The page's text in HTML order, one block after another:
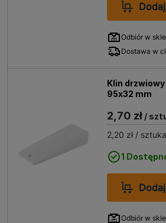
Dodaj
Odbiór w
Dostawa w
Klin drzwiowy
95x32 mm
2,70 zł /
2,20 zł /
1
Dodaj
Odbiór w